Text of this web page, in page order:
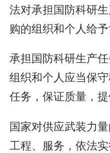
法对承担国防科研
购的组织和个人给予
承担国防科研生产
组织和个人应当保
任务，保证质量，提
国家对供应武装力量
工程、服务，依法